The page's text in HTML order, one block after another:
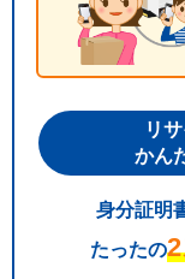
リ
かん
身分証明
たったの